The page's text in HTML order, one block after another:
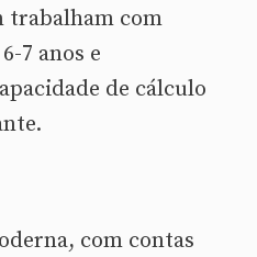
trabalham com
7 anos e
de cálculo
com contas